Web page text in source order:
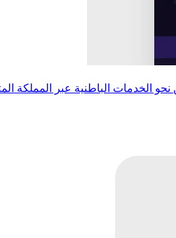
الخدمات الباطنية عبر المملكة